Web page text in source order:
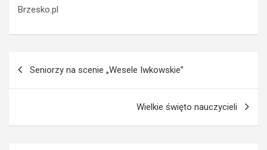
Brzesko.pl
Seniorzy na scenie „Wesele Iwkowskie”
Wielkie święto nauczycieli